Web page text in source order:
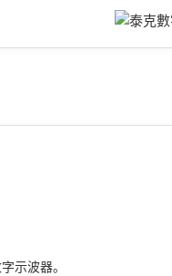
示波器。